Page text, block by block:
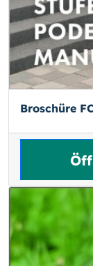
Broschüre